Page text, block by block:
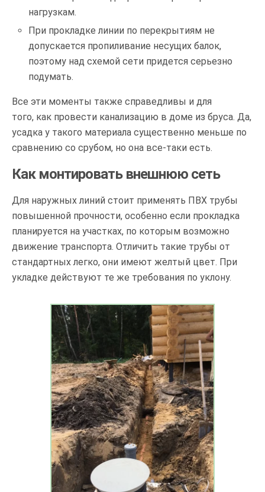
нагрузкам.
При прокладке линии по перекрытиям не
допускается пропиливание несущих балок,
поэтому над схемой сети придется серьезно
подумать.
Все эти моменты также справедливы и для
того, как провести канализацию в доме из бруса. Да,
усадка у такого материала существенно меньше по
сравнению со срубом, но она все-таки есть.
Как монтировать внешнюю сеть
Для наружных линий стоит применять ПВХ трубы
повышенной прочности, особенно если прокладка
планируется на участках, по которым возможно
движение транспорта. Отличить такие трубы от
стандартных легко, они имеют желтый цвет. При
укладке действуют те же требования по уклону.